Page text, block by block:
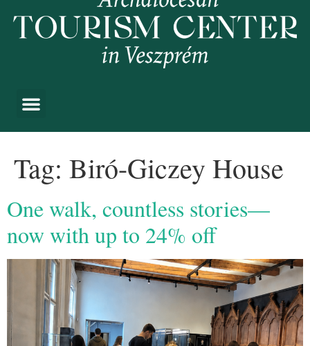
Tag: Biró-Giczey House
One walk, countless stories—
now with up to 24% off